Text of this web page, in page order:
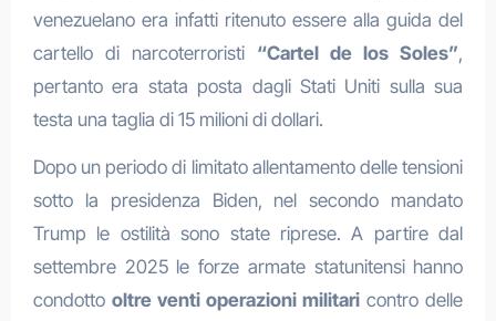
venezuelano era infatti ritenuto essere alla guida del
cartello di narcoterroristi “Cartel de los Soles”,
pertanto era stata posta dagli Stati Uniti sulla sua
testa una taglia di 15 milioni di dollari.
Dopo un periodo di limitato allentamento delle tensioni
sotto la presidenza Biden, nel secondo mandato
Trump le ostilità sono state riprese. A partire dal
settembre 2025 le forze armate statunitensi hanno
condotto oltre venti operazioni militari contro delle